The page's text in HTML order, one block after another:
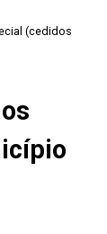
(cedidos